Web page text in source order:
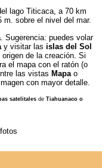
lago Titicaca, a 70 km
m. sobre el nivel del mar.
. Sugerencia: puedes volar
y visitar las islas del Sol
de la creación. Si
el mapa con el ratón (o
las vistas Mapa o
con mayor detalle.
satelitales de Tiahuanaco o